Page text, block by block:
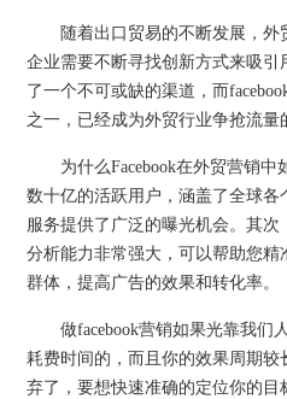
随着出口贸易的不断发展，外
企业需要不断寻找创新方式来吸
了一个不可或缺的渠道，而
之一，已经成为外贸行业争抢流量
为什么Facebook在外贸营销中
数十亿的活跃用户，涵盖了全球
服务提供了广泛的曝光机会。其次
分析能力非常强大，可以帮助您
群体，提高广告的效果和转化率。
做facebook营销如果光靠我们
耗费时间的，而且你的效果周期
弃了，要想快速准确的定位你的